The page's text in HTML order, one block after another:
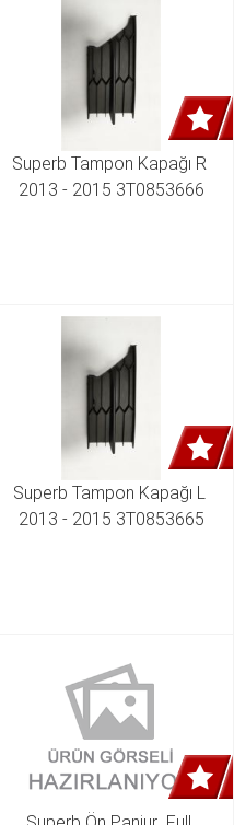
Superb Tampon Kapağı R
2013 - 2015 3T0853666
Superb Tampon Kapağı L
2013 - 2015 3T0853665